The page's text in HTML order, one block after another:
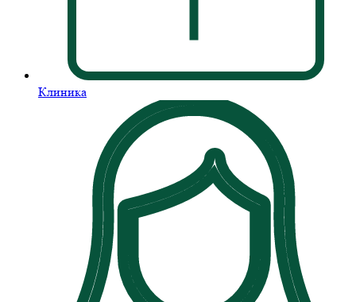
Клиника